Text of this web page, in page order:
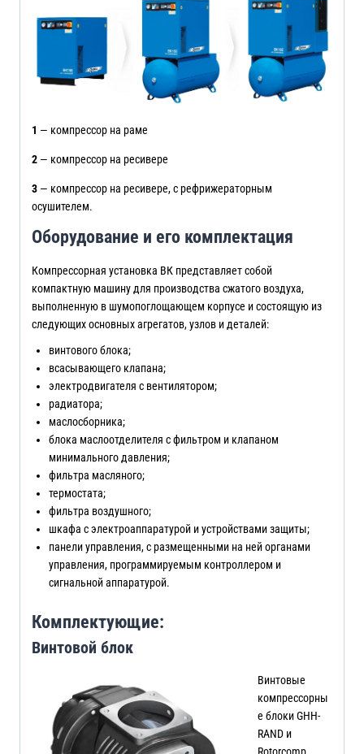
1 — компрессор на раме
2 — компрессор на ресивере
3 — компрессор на ресивере, с рефрижераторным
осушителем.
Оборудование и его комплектация
Компрессорная установка ВК представляет собой
компактную машину для производства сжатого воздуха,
выполненную в шумопоглощающем корпусе и состоящую из
следующих основных агрегатов, узлов и деталей:
винтового блока;
всасывающего клапана;
электродвигателя с вентилятором;
радиатора;
маслосборника;
блока маслоотделителя с фильтром и клапаном
минимального давления;
фильтра масляного;
термостата;
фильтра воздушного;
шкафа с электроаппаратурой и устройствами защиты;
панели управления, с размещенными на ней органами
управления, программируемым контроллером и
сигнальной аппаратурой.
Комплектующие:
Винтовой блок
Винтовые
компрессорны
е блоки GHH-
RAND и
Rotorcomp